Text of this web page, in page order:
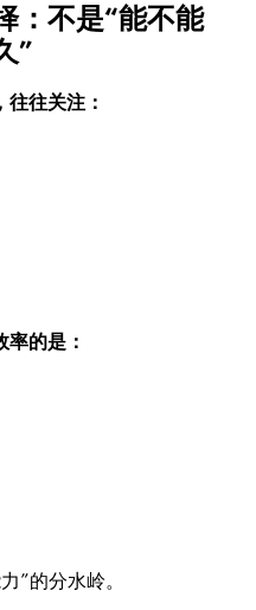
：不是“能不能
”
往关注：
的是：
”的分水岭。